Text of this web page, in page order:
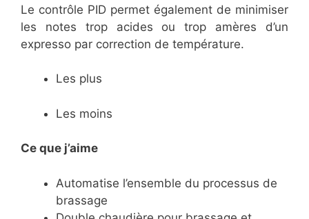
Le contrôle PID permet également de minimiser
les notes trop acides ou trop amères d’un
expresso par correction de température.
Les plus
Les moins
Ce que j’aime
Automatise l’ensemble du processus de
brassage